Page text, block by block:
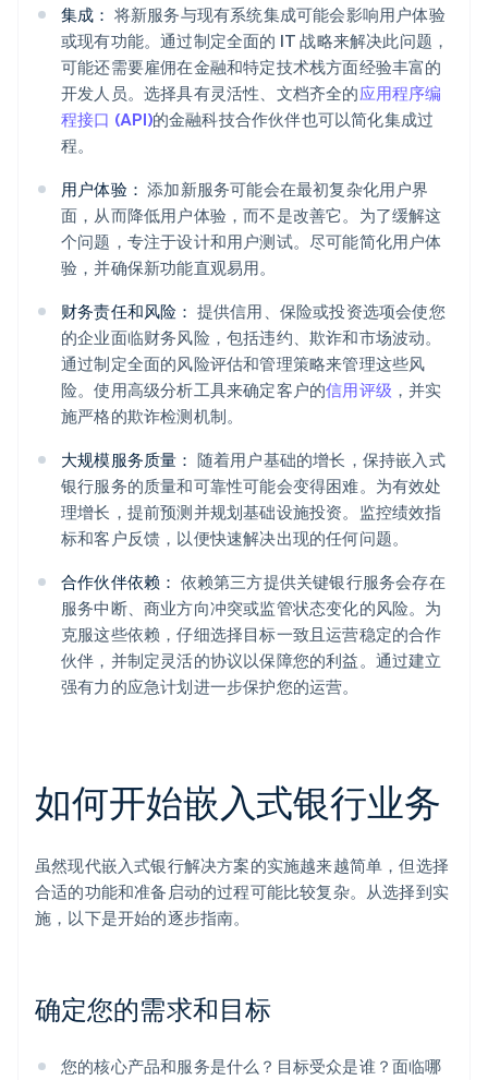
集成： 将新服务与现有系统集成可能会影响用户体验
或现有功能。通过制定全面的 IT 战略来解决此问题，
可能还需要雇佣在金融和特定技术栈方面经验丰富的
开发人员。选择具有灵活性、文档齐全的应用程序编
程接口 (API)的金融科技合作伙伴也可以简化集成过
程。
用户体验： 添加新服务可能会在最初复杂化用户界
面，从而降低用户体验，而不是改善它。为了缓解这
个问题，专注于设计和用户测试。尽可能简化用户体
验，并确保新功能直观易用。
财务责任和风险： 提供信用、保险或投资选项会使您
的企业面临财务风险，包括违约、欺诈和市场波动。
通过制定全面的风险评估和管理策略来管理这些风
险。使用高级分析工具来确定客户的信用评级 ，并实
施严格的欺诈检测机制。
大规模服务质量： 随着用户基础的增长，保持嵌入式
银行服务的质量和可靠性可能会变得困难。为有效处
理增长，提前预测并规划基础设施投资。监控绩效指
标和客户反馈，以便快速解决出现的任何问题。
合作伙伴依赖： 依赖第三方提供关键银行服务会存在
服务中断、商业方向冲突或监管状态变化的风险。为
克服这些依赖，仔细选择目标一致且运营稳定的合作
伙伴，并制定灵活的协议以保障您的利益。通过建立
强有力的应急计划进一步保护您的运营。
如何开始嵌入式银行业务
虽然现代嵌入式银行解决方案的实施越来越简单，但选择
合适的功能和准备启动的过程可能比较复杂。从选择到实
施，以下是开始的逐步指南。
确定您的需求和目标
您的核心产品和服务是什么？目标受众是谁？面临哪